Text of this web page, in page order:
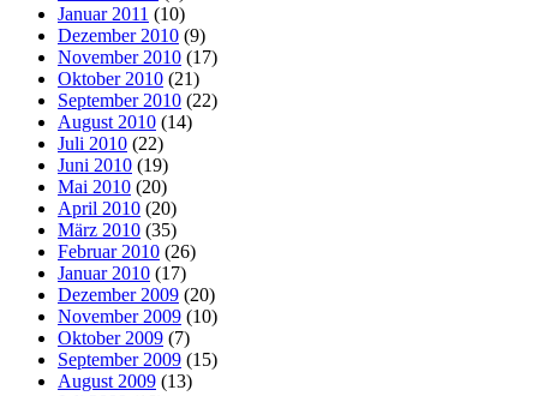
Januar 2011 (10)
Dezember 2010 (9)
November 2010 (17)
Oktober 2010 (21)
September 2010 (22)
August 2010 (14)
Juli 2010 (22)
Juni 2010 (19)
Mai 2010 (20)
April 2010 (20)
März 2010 (35)
Februar 2010 (26)
Januar 2010 (17)
Dezember 2009 (20)
November 2009 (10)
Oktober 2009 (7)
September 2009 (15)
August 2009 (13)